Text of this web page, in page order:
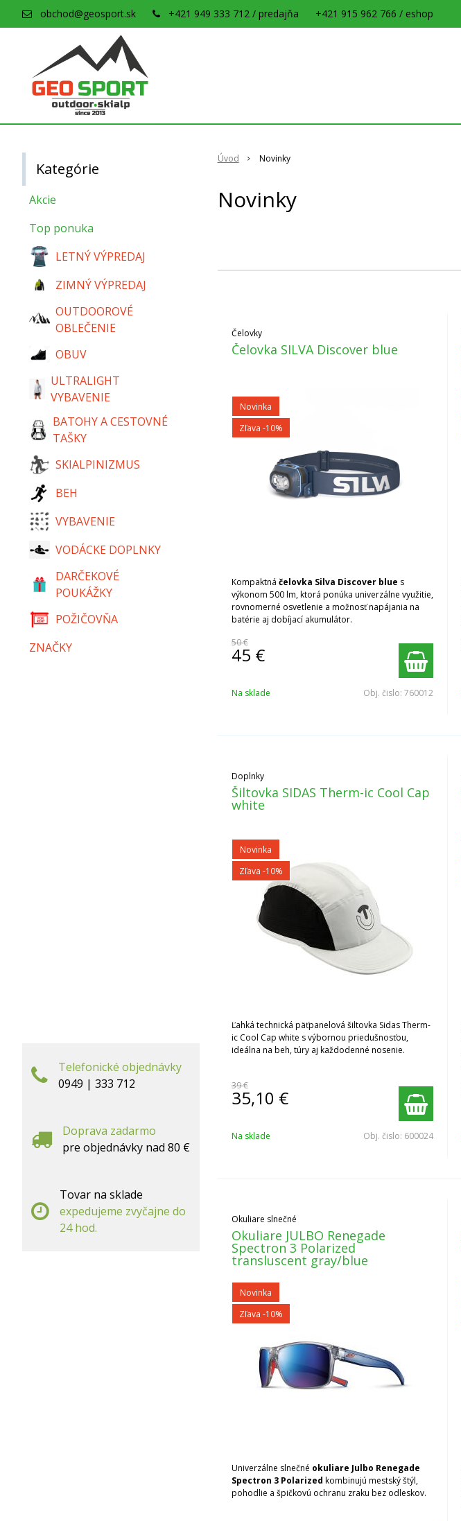
obchod@geosport.sk +421 949 333 712 / predajňa +421 915 962 766 / eshop
Úvod Novinky
Novinky
Čelovky
Čelovka SILVA Discover blue
Novinka
Zľava -10%
Kompaktná čelovka Silva Discover blue s
výkonom 500 lm, ktorá ponúka univerzálne využitie,
rovnomerné osvetlenie a možnosť napájania na
batérie aj dobíjací akumulátor.
50 €
45 €
Na sklade Obj. čislo:760012
Doplnky
Šiltovka SIDAS Therm-ic Cool Cap
white
Novinka
Zľava -10%
Ľahká technická päťpanelová šiltovka Sidas Therm-
ic Cool Cap white s výbornou priedušnosťou,
ideálna na beh, túry aj každodenné nosenie.
39 €
35,10 €
Na sklade Obj. čislo: 600024
Okuliare slnečné
Okuliare JULBO Renegade
Spectron 3 Polarized
transluscent gray/blue
Novinka
Zľava -10%
Univerzálne slnečné okuliare Julbo Renegade
Spectron 3 Polarized kombinujú mestský štýl,
pohodlie a špičkovú ochranu zraku bez odleskov.
Kategórie
Akcie
Top ponuka
LETNÝ VÝPREDAJ
ZIMNÝ VÝPREDAJ
OUTDOOROVÉ
OBLEČENIE
OBUV
ULTRALIGHT
VYBAVENIE
BATOHY A CESTOVNÉ
TAŠKY
SKIALPINIZMUS
BEH
VYBAVENIE
VODÁCKE DOPLNKY
DARČEKOVÉ
POUKÁŽKY
POŽIČOVŇA
ZNAČKY
Telefonické objednávky
0949 | 333 712
Doprava zadarmo
pre objednávky nad 80 €
Tovar na sklade
expedujeme zvyčajne do
24 hod.